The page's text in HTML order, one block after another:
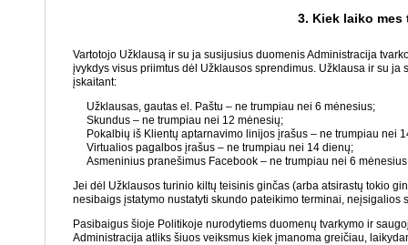
3. Kiek laiko
Vartotojo Užklausą ir su ja susijusius duomenis Administracija
įvykdys visus priimtus dėl Užklausos sprendimus. Užklausa ir su
įskaitant:
Užklausas, gautas el. Paštu – ne trumpiau nei 6 mėnesius;
Skundus – ne trumpiau nei 12 mėnesių;
Pokalbių iš Klientų aptarnavimo linijos įrašus – ne trumpiau nei
Virtualios pagalbos įrašus – ne trumpiau nei 14 dienų;
Asmeninius pranešimus Facebook – ne trumpiau nei 6
Jei dėl Užklausos turinio kiltų teisinis ginčas (arba atsirastų tokio
nesibaigs įstatymo nustatyti skundo pateikimo terminai,
Pasibaigus šioje Politikoje nurodytiems duomenų tvarkymo ir
Administracija atliks šiuos veiksmus kiek įmanoma greičiau,